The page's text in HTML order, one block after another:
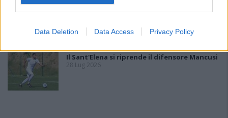
Data Deletion Data Access Privacy Policy
l’intero territorio»
31 Lug 2026
Il Sant'Elena si riprende il difensore Mancusi
28 Lug 2026